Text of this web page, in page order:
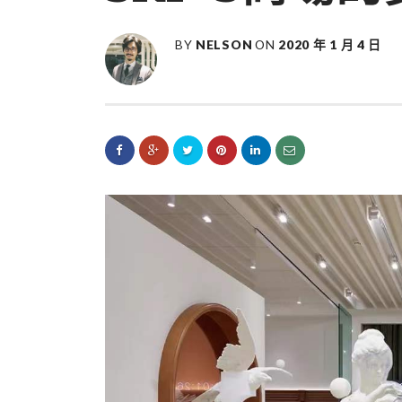
BY NELSON ON 2020 年 1 月 4 日